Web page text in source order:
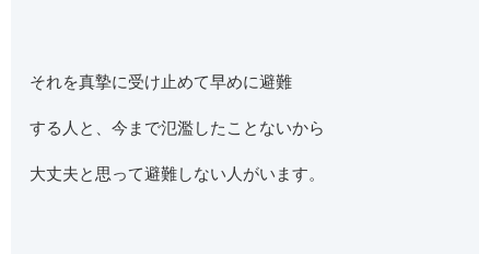
それを真摯に受け止めて早めに避難
する人と、今まで氾濫したことないから
大丈夫と思って避難しない人がいます。